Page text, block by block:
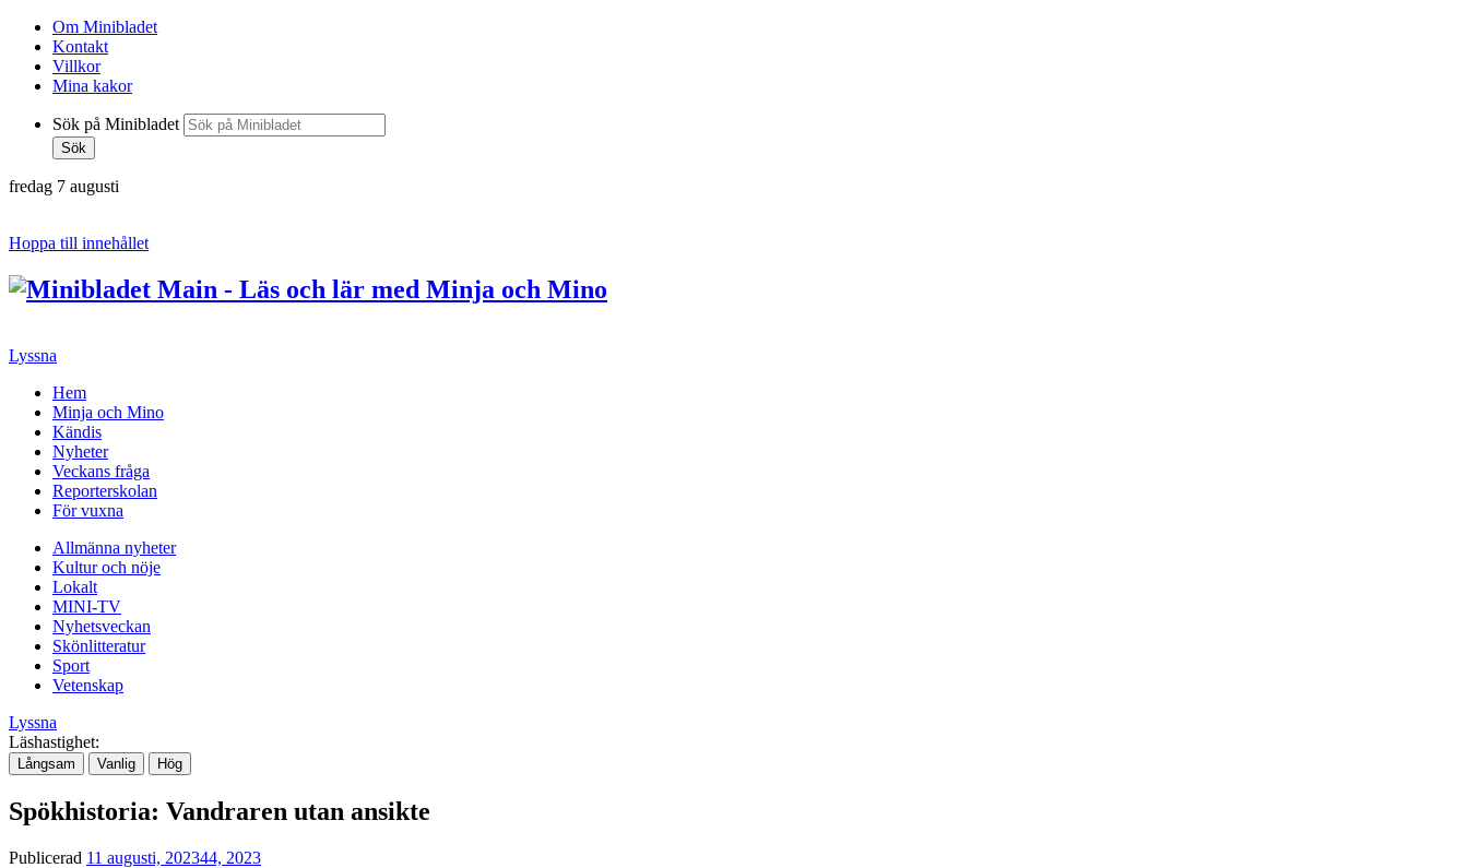
Om Minibladet
Kontakt
Villkor
Mina kakor
Sök på Minibladet
Sök
fredag 7 augusti
Hoppa till innehållet
Lyssna
Hem
Minja och Mino
Kändis
Nyheter
Veckans fråga
Reporterskolan
För vuxna
Allmänna nyheter
Kultur och nöje
Lokalt
MINI-TV
Nyhetsveckan
Skönlitteratur
Sport
Vetenskap
Lyssna
Läshastighet:
Långsam Vanlig Hög
Spökhistoria: Vandraren utan ansikte
Publicerad 11 augusti, 202344, 2023